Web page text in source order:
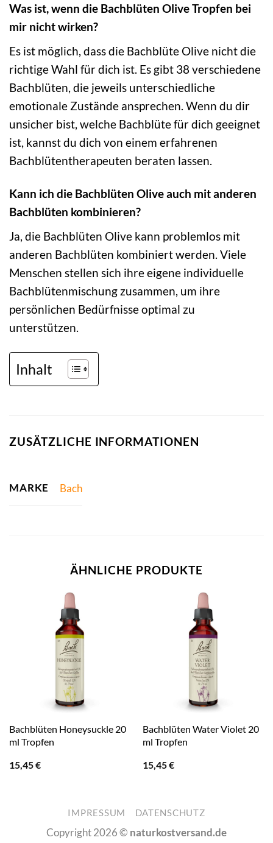
Was ist, wenn die Bachblüten Olive Tropfen bei
mir nicht wirken?
Es ist möglich, dass die Bachblüte Olive nicht die
richtige Wahl für dich ist. Es gibt 38 verschiedene
Bachblüten, die jeweils unterschiedliche
emotionale Zustände ansprechen. Wenn du dir
unsicher bist, welche Bachblüte für dich geeignet
ist, kannst du dich von einem erfahrenen
Bachblütentherapeuten beraten lassen.
Kann ich die Bachblüten Olive auch mit anderen
Bachblüten kombinieren?
Ja, die Bachblüten Olive kann problemlos mit
anderen Bachblüten kombiniert werden. Viele
Menschen stellen sich ihre eigene individuelle
Bachblütenmischung zusammen, um ihre
persönlichen Bedürfnisse optimal zu
unterstützen.
Inhalt
ZUSÄTZLICHE INFORMATIONEN
MARKE Bach
ÄHNLICHE PRODUKTE
Bachblüten Honeysuckle 20
ml Tropfen
15,45€
Bachblüten Water Violet 20
ml Tropfen
15,45€
IMPRESSUM DATENSCHUTZ
Copyright 2026 © naturkostversand.de